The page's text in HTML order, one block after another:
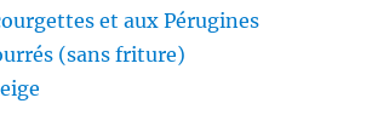
et aux Pérugines
(sans friture)